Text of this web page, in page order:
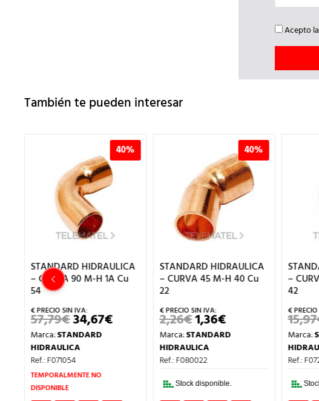
Acepto la
También te pueden interesar
1A Cu
PRECIO
ACTUAL
ES:
34,67€.
STANDARD HIDRAULICA
– CURVA 45 M-H 40 Cu
22
2,26€EL
PRECIO
ORIGINAL
1,36 PRECIO
ACTUAL
1,36€.
Marca:STANDARD
HIDRAULICA
Ref.: F080022
STANDARD HIDRAULICA
– CURVA 90 H-H 2A Cu
15,97€ PRECIO
ACTUAL
9,58€.
Marca:STANDARD
HIDRAULICA
Ref.: F072042
Stock disponible.